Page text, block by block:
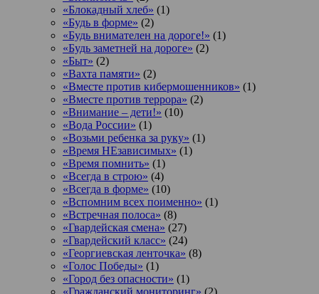
«Блокадный хлеб» (1)
«Будь в форме» (2)
«Будь внимателен на дороге!» (1)
«Будь заметней на дороге» (2)
«Быт» (2)
«Вахта памяти» (2)
«Вместе против кибермошенников» (1)
«Вместе против террора» (2)
«Внимание – дети!» (10)
«Вода России» (1)
«Возьми ребенка за руку» (1)
«Время НЕзависимых» (1)
«Время помнить» (1)
«Всегда в строю» (4)
«Всегда в форме» (10)
«Вспомним всех поименно» (1)
«Встречная полоса» (8)
«Гвардейская смена» (27)
«Гвардейский класс» (24)
«Георгиевская ленточка» (8)
«Голос Победы» (1)
«Город без опасности» (1)
«Гражданский мониторинг» (2)